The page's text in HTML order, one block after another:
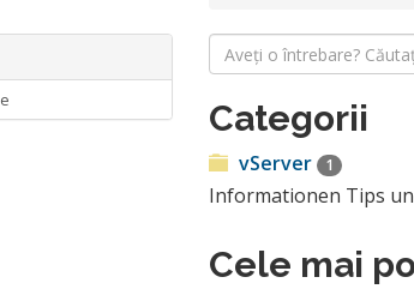
Categorii
vServer 1
Informationen Tips
Cele mai